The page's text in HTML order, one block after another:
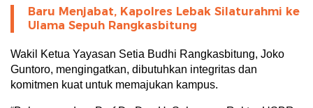
Baru Menjabat, Kapolres Lebak Silaturahmi ke
Ulama Sepuh Rangkasbitung
Wakil Ketua Yayasan Setia Budhi Rangkasbitung, Joko
Guntoro, mengingatkan, dibutuhkan integritas dan
komitmen kuat untuk memajukan kampus.